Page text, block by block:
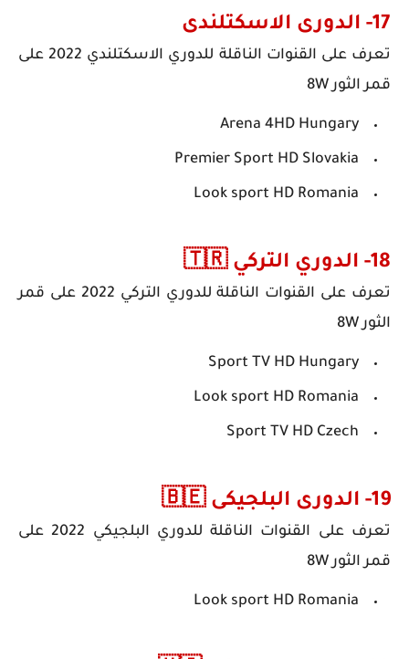
17- الدورى الاسكتلندى
تعرف على القنوات الناقلة للدوري الاسكتلندي 2022
على
قمر الثور 8W
Arena 4HD Hungary
Premier Sport HD Slovakia
Look sport HD Romania
18- الدوري التركي 🇹🇷
تعرف على القنوات الناقلة للدوري التركي 2022
على قمر
الثور 8W
Sport TV HD Hungary
Look sport HD Romania
Sport TV HD Czech
19- الدورى البلجيكى 🇧🇪
تعرف على القنوات الناقلة للدوري البلجيكي 2022
على
قمر الثور 8W
Look sport HD Romania